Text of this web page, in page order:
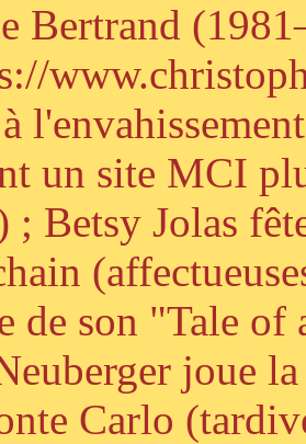
Bertrand
un site MCI
; Betsy Jolas
de son "Tale of
joue
Carlo